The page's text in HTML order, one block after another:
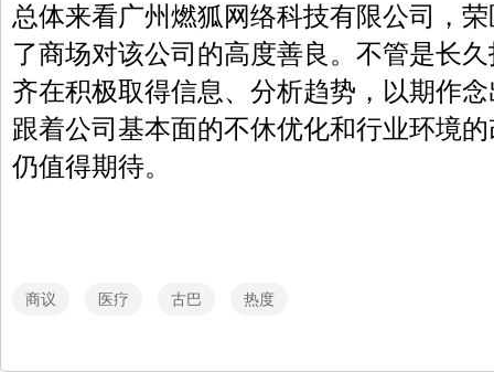
总体来看广州燃狐网络科技有限公司，
了商场对该公司的高度善良。不管是长
齐在积极取得信息、分析趋势，以期作
跟着公司基本面的不休优化和行业环境
仍值得期待。
商议 医疗 古巴 热度